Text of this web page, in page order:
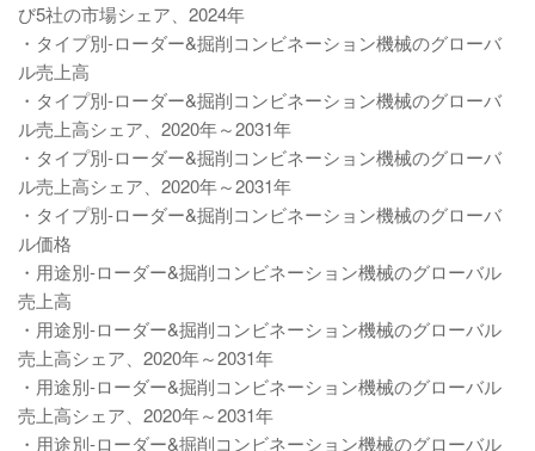
び5社の市場シェア、2024年
・タイプ別-ローダー&掘削コンビネーション機械のグローバ
ル売上高
・タイプ別-ローダー&掘削コンビネーション機械のグローバ
ル売上高シェア、2020年～2031年
・タイプ別-ローダー&掘削コンビネーション機械のグローバ
ル売上高シェア、2020年～2031年
・タイプ別-ローダー&掘削コンビネーション機械のグローバ
ル価格
・用途別-ローダー&掘削コンビネーション機械のグローバル
売上高
・用途別-ローダー&掘削コンビネーション機械のグローバル
売上高シェア、2020年～2031年
・用途別-ローダー&掘削コンビネーション機械のグローバル
売上高シェア、2020年～2031年
・用途別-ローダー&掘削コンビネーション機械のグローバル